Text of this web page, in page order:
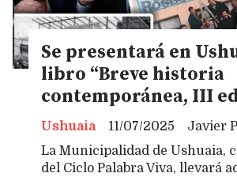
Se presentará en
libro “Breve historia
contemporánea, III
Javier
Ushuaia
11/07/2025
La Municipalidad de Ushuaia,
del Ciclo Palabra Viva, llevará